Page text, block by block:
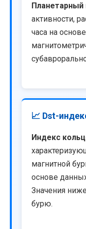
Планетарный
активности,
часа на
📈 Dst-
Индекс
магнитной
основе
Значения
бурю.